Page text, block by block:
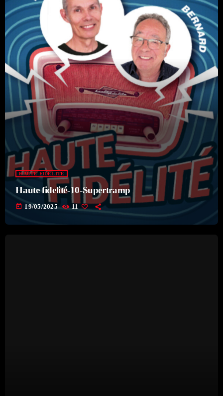
Non catégorisé
Sports
ÉMISSIONS À VENIR
Playlists Musicales
12:00 - 00:00
Playlists Musicales
00:00 - 08:00
RFI
08:00 - 08:15
HAUTE FIDÉLITÉ
Haute fidelité-10-Supertramp
today 19/05/2025 11